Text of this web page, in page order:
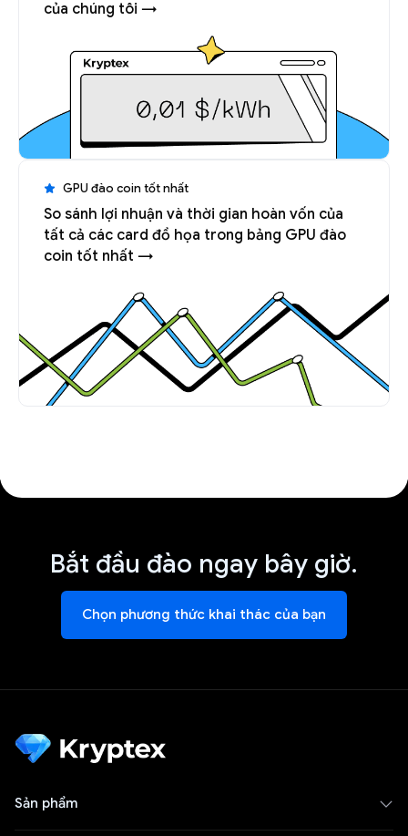
của chúng tôi →
GPU đào coin tốt nhất
So sánh lợi nhuận và thời gian hoàn vốn của
tất cả các card đồ họa trong bảng GPU đào
coin tốt nhất →
Bắt đầu đào ngay bây giờ.
Chọn phương thức khai thác của bạn
Sản phẩm